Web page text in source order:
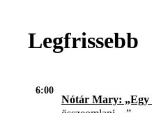
Legfrissebb
6:00
Nótár Mary: „Egy